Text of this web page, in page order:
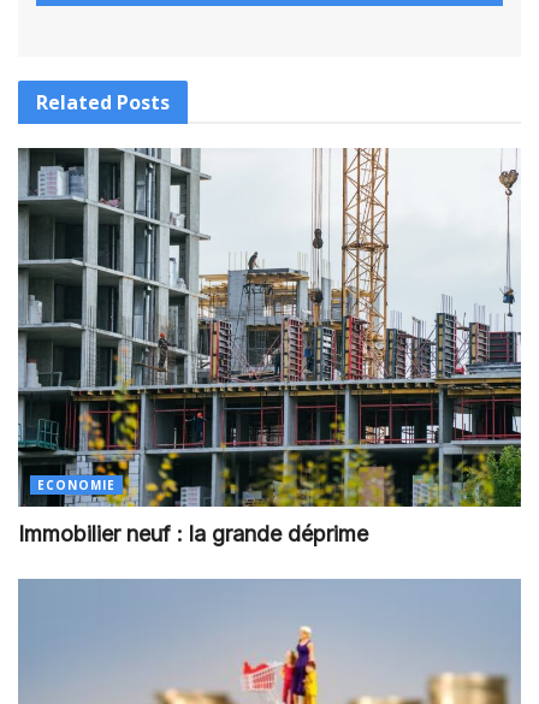
Related Posts
ECONOMIE
Immobilier neuf : la grande déprime